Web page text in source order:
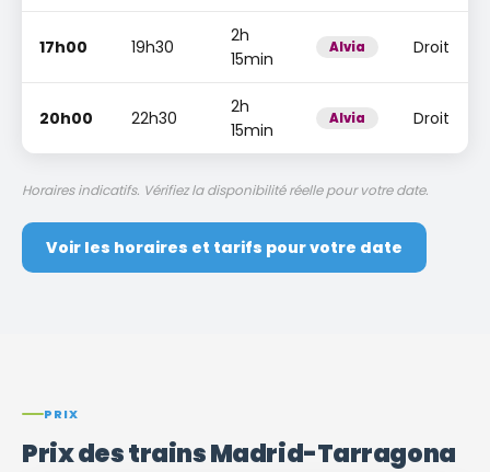
17h00 19h30
2h
15min
Alvia Droit
20h00 22h30
2h
15min
Alvia Droit
Horaires indicatifs. Vérifiez la disponibilité réelle pour votre date.
Voir les horaires et tarifs pour votre date
PRIX
Prix ​​des trains Madrid-Tarragona